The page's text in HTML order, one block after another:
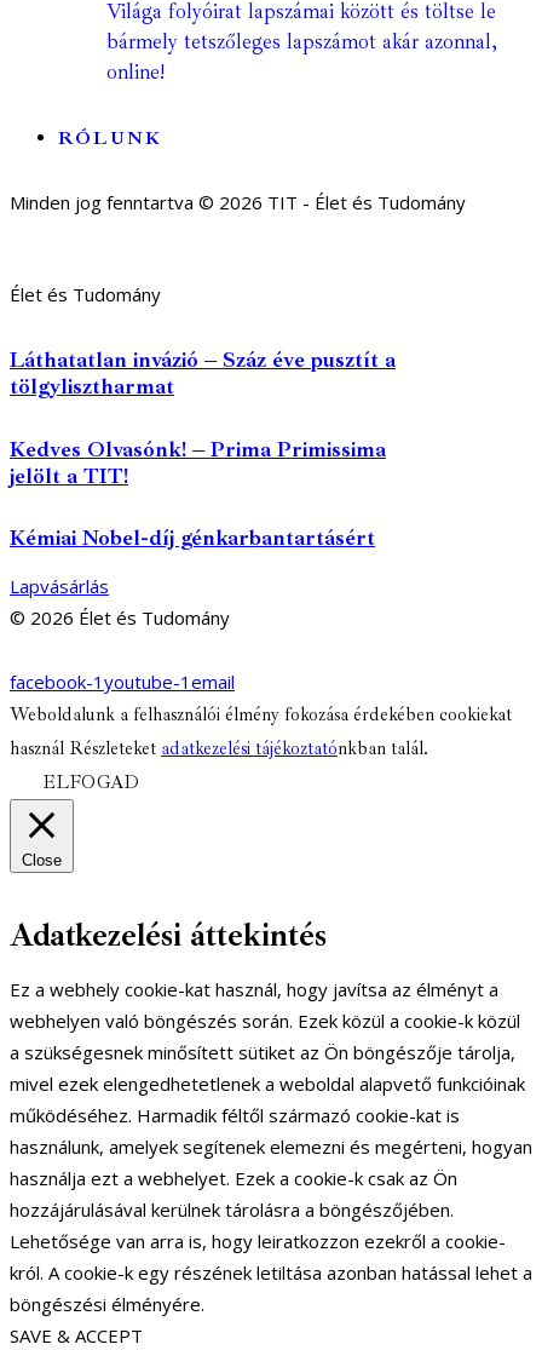
Világa folyóirat lapszámai között és töltse le
bármely tetszőleges lapszámot akár azonnal,
online!
RÓLUNK
Minden jog fenntartva © 2026 TIT - Élet és Tudomány
Élet és Tudomány
Láthatatlan invázió – Száz éve pusztít a
tölgylisztharmat
Kedves Olvasónk! – Prima Primissima
jelölt a TIT!
Kémiai Nobel-díj génkarbantartásért
Lapvásárlás
© 2026 Élet és Tudomány
facebook-1 youtube-1 email
Weboldalunk a felhasználói élmény fokozása érdekében cookiekat
használ Részleteket adatkezelési tájékoztatónkban talál.
ELFOGAD
Close
Adatkezelési áttekintés
Ez a webhely cookie-kat használ, hogy javítsa az élményt a
webhelyen való böngészés során. Ezek közül a cookie-k közül
a szükségesnek minősített sütiket az Ön böngészője tárolja,
mivel ezek elengedhetetlenek a weboldal alapvető funkcióinak
működéséhez. Harmadik féltől származó cookie-kat is
használunk, amelyek segítenek elemezni és megérteni, hogyan
használja ezt a webhelyet. Ezek a cookie-k csak az Ön
hozzájárulásával kerülnek tárolásra a böngészőjében.
Lehetősége van arra is, hogy leiratkozzon ezekről a cookie-
król. A cookie-k egy részének letiltása azonban hatással lehet a
böngészési élményére.
SAVE & ACCEPT